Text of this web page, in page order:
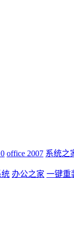
office 2007 系统之
统 办公之家 一键重